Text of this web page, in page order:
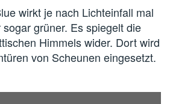
wirkt je nach Lichteinfall mal
grüner. Es spiegelt die
Himmels wider. Dort wird
von Scheunen eingesetzt.